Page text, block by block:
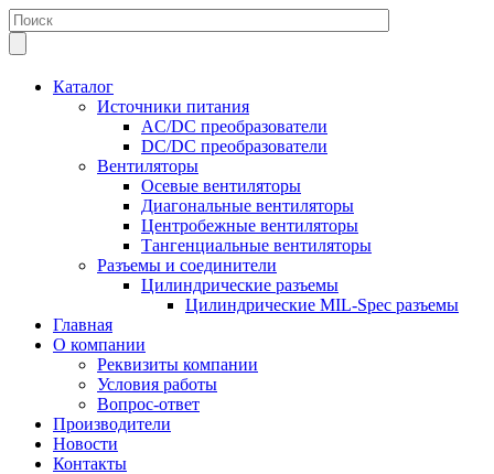
Каталог
Источники питания
AC/DC преобразователи
DC/DC преобразователи
Вентиляторы
Осевые вентиляторы
Диагональные вентиляторы
Центробежные вентиляторы
Тангенциальные вентиляторы
Разъемы и соединители
Цилиндрические разъемы
Цилиндрические MIL-Spec разъемы
Главная
О компании
Реквизиты компании
Условия работы
Вопрос-ответ
Производители
Новости
Контакты